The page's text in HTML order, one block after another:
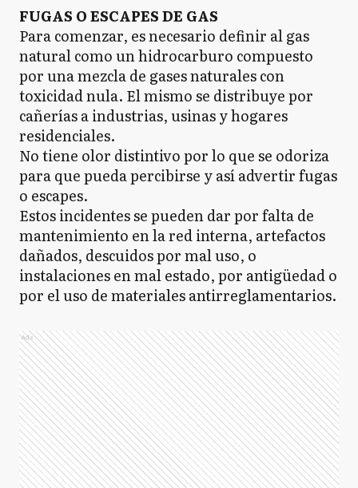
FUGAS O ESCAPES DE GAS
Para comenzar, es necesario definir al gas
natural como un hidrocarburo compuesto
por una mezcla de gases naturales con
toxicidad nula. El mismo se distribuye por
cañerías a industrias, usinas y hogares
residenciales.
No tiene olor distintivo por lo que se odoriza
para que pueda percibirse y así advertir fugas
o escapes.
Estos incidentes se pueden dar por falta de
mantenimiento en la red interna, artefactos
dañados, descuidos por mal uso, o
instalaciones en mal estado, por antigüedad o
por el uso de materiales antirreglamentarios.
Ads